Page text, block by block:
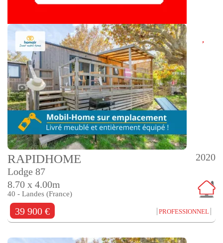
2020
RAPIDHOME
Lodge 87
8.70 x 4.00m
40 - Landes (France)
39 900 € PROFESSIONNEL